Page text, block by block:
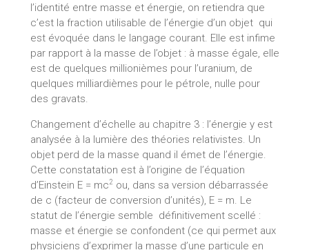
l’identité entre masse et énergie, on retiendra que
c’est la fraction utilisable de l’énergie d’un objet qui
est évoquée dans le langage courant. Elle est infime
par rapport à la masse de l’objet : à masse égale, elle
est de quelques millionièmes pour l’uranium, de
quelques milliardièmes pour le pétrole, nulle pour
des gravats.
Changement d’échelle au chapitre 3 : l’énergie y est
analysée à la lumière des théories relativistes. Un
objet perd de la masse quand il émet de l’énergie.
Cette constatation est à l’origine de l’équation
d’Einstein E = mc2 ou, dans sa version débarrassée
de c (facteur de conversion d’unités), E = m. Le
statut de l’énergie semble définitivement scellé :
masse et énergie se confondent (ce qui permet aux
physiciens d’exprimer la masse d’une particule en